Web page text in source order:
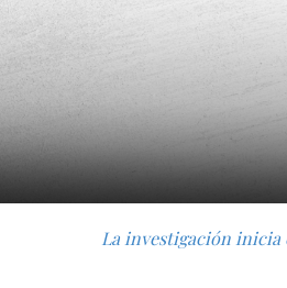
La investigación inicia